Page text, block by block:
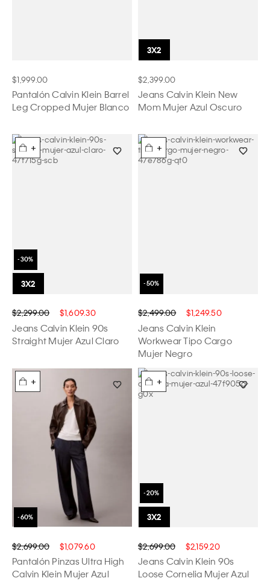
$1,999.00
Pantalón Calvin Klein Barrel
Leg Cropped Mujer Blanco
$2,399.00
Jeans Calvin Klein New
Mom Mujer Azul Oscuro
+
$2,299.00 $1,609.30
Jeans Calvin Klein 90s
Straight Mujer Azul Claro
+
$2,499.00 $1,249.50
Jeans Calvin Klein
Workwear Tipo Cargo
Mujer Negro
+
$2,699.00 $1,079.60
Pantalón Pinzas Ultra High
Calvin Klein Mujer Azul
+
$2,699.00 $2,159.20
Jeans Calvin Klein 90s
Loose Cornelia Mujer Azul